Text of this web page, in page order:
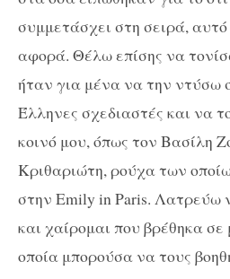
συμμετάσχει στη σειρά, αυτό
αφορά. Θέλω επίσης να
ήταν για μένα να την ντύσω
Έλληνες σχεδιαστές και να
κοινό μου, όπως τον Βασίλη
Κριθαριώτη, ρούχα των
στην Emily in Paris. Λατρεύω
και χαίρομαι που βρέθηκα σε
οποία μπορούσα να τους